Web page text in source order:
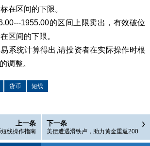
在区间的下限。
1955.00的区间上限卖出，有效破位
区间的下限。
系统计算得出,请投资者在实际操作时根
调整。
货币 短线
上一条
线操作指南
下一条
美债遭遇滑铁卢，助力黄金重返200
0美元